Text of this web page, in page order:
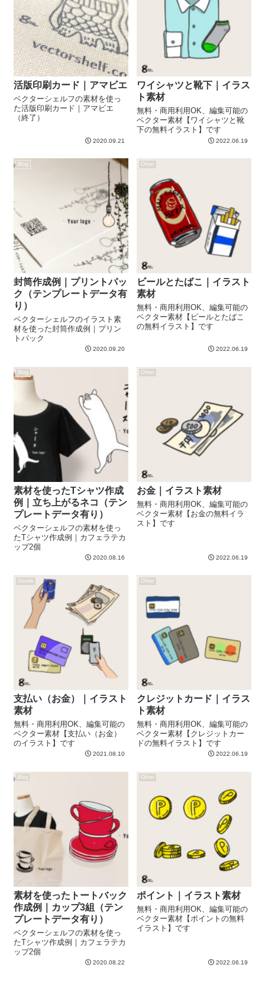
活版印刷カード｜アマビエ
ベクターシェルフの素材を使っ
た活版印刷カード｜アマビエ
（終了）
2020.09.21
ワイシャツと靴下｜イラス
ト素材
無料・商用利用OK、編集可能の
ベクター素材【ワイシャツと靴
下の無料イラスト】です
2022.06.19
Blog
封筒作成例｜プリントパッ
ク（テンプレートデータ有
り）
ベクターシェルフのイラスト素
材を使った封筒作成例｜プリン
トパック
2020.09.20
Other
ビールとたばこ｜イラスト
素材
無料・商用利用OK、編集可能の
ベクター素材【ビールとたばこ
の無料イラスト】です
2022.06.19
Blog
素材を使ったTシャツ作成
例｜立ち上がるネコ（テン
プレートデータ有り）
ベクターシェルフの素材を使っ
たTシャツ作成例｜カフェラテカ
ップ2個
2020.08.16
Other
お金｜イラスト素材
無料・商用利用OK、編集可能の
ベクター素材【お金の無料イラ
スト】です
2022.06.19
Goods
支払い（お金）｜イラスト
素材
無料・商用利用OK、編集可能の
ベクター素材【支払い（お金）
のイラスト】です
2021.08.10
Other
クレジットカード｜イラス
ト素材
無料・商用利用OK、編集可能の
ベクター素材【クレジットカー
ドの無料イラスト】です
2022.06.19
Blog
素材を使ったトートバック
作成例｜カップ3組（テン
プレートデータ有り）
ベクターシェルフの素材を使っ
たTシャツ作成例｜カフェラテカ
ップ2個
2020.08.22
Other
ポイント｜イラスト素材
無料・商用利用OK、編集可能の
ベクター素材【ポイントの無料
イラスト】です
2022.06.19